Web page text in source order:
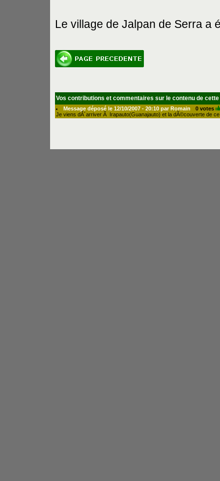
Le village de Jalpan de Serra a
Vos contributions et commentaires sur le contenu de cette
Message déposé le 12/10/2007 - 20:10 par Romain
0 votes
Je viens dÂ´arriver Ã Irapauto(Guanajauto) et la dÃ©couverte de